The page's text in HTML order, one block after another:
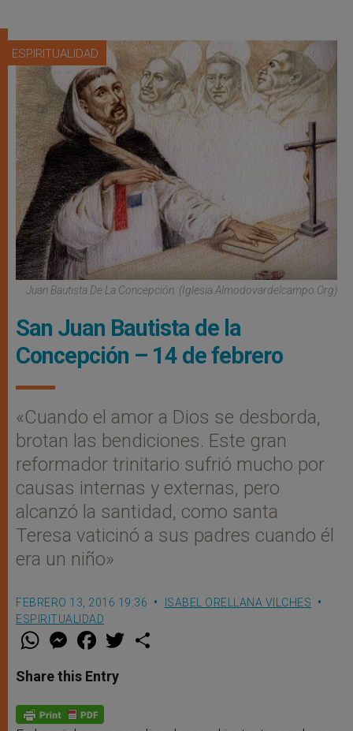
ESPIRITUALIDAD
Juan Bautista De La Concepción. (iglesia.almodovardelcampo.org)
San Juan Bautista de la
Concepción – 14 de febrero
«Cuando el amor a Dios se desborda,
brotan las bendiciones. Este gran
reformador trinitario sufrió mucho por
causas internas y externas, pero
alcanzó la santidad, como santa
Teresa vaticinó a sus padres cuando él
era un niño»
FEBRERO 13, 2016 19:36
ISABEL ORELLANA VILCHES
ESPIRITUALIDAD
W
t
s
p
p
M
e
s
e
g
e
F
a
e
b
o
k
w
Share this Entry